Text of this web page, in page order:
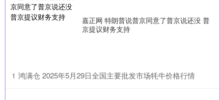
嘉正网 特朗普说普京同意了普京说还没 普
京提议财务支持
1 ​鸿满仓 2025年5月29日全国主要批发市场牦牛价格行情